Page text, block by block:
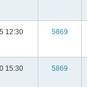
12:30 5869
15:30 5869